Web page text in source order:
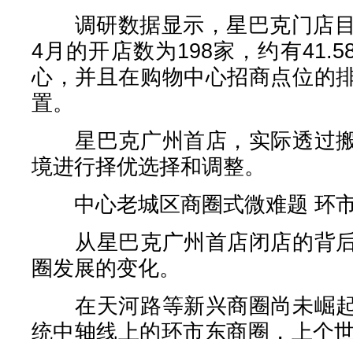
调研数据显示，星巴克门店目
4月的开店数为198家，约有
心，并且在购物中心招商点位的
置。
星巴克广州首店，实际透过
境进行择优选择和调整。
中心老城区商圈式微难题 环
从星巴克广州首店闭店的背
圈发展的变化。
在天河路等新兴商圈尚未崛
统中轴线上的环市东商圈，上个